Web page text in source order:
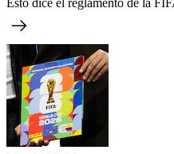
Esto dice el reglamento de la